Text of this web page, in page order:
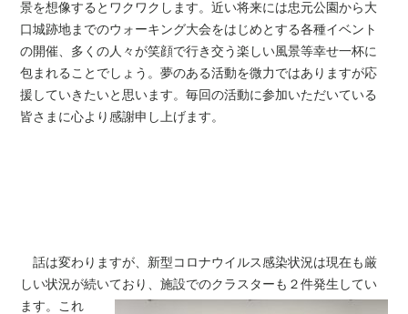
景を想像するとワクワクします。近い将来には忠元公園から大
口城跡地までのウォーキング大会をはじめとする各種イベント
の開催、多くの人々が笑顔で行き交う楽しい風景等幸せ一杯に
包まれることでしょう。夢のある活動を微力ではありますが応
援していきたいと思います。毎回の活動に参加いただいている
皆さまに心より感謝申し上げます。
話は変わりますが、新型コロナウイルス感染状況は現在も厳
しい状況が続いてお り、施設でのクラスターも２件発生してい
ます。これ